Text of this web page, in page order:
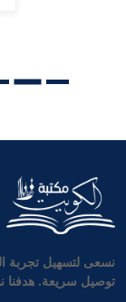
نسعى لتسهيل تجربة
توصيل سريعة. هدفنا